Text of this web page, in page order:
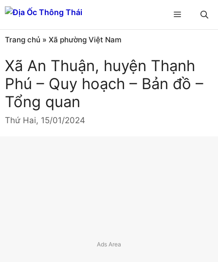
Chuyển
đến
nội
dung
Menu
Trang chủ » Xã phường Việt Nam
Xã An Thuận, huyện Thạnh
Phú – Quy hoạch – Bản đồ –
Tổng quan
Thứ Hai, 15/01/2024